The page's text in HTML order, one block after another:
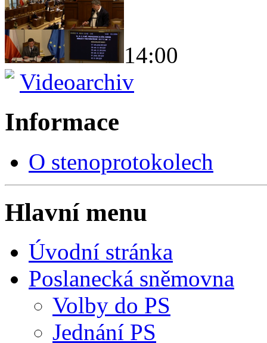
14:00
Videoarchiv
Informace
O stenoprotokolech
Hlavní menu
Úvodní stránka
Poslanecká sněmovna
Volby do PS
Jednání PS